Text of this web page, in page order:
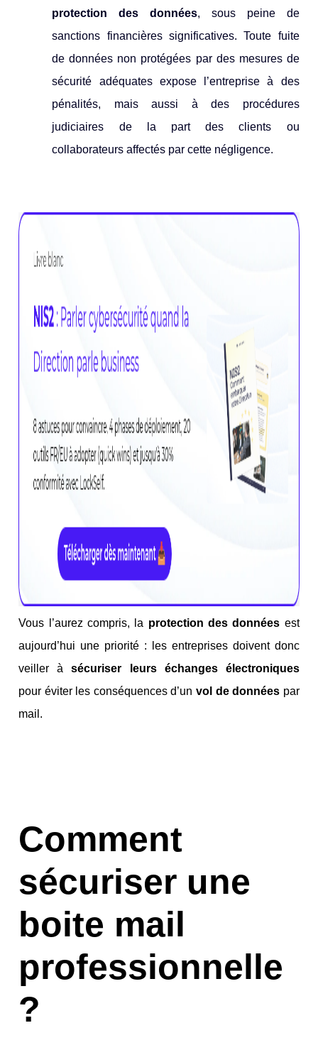
protection des données, sous peine de
sanctions financières significatives. Toute fuite
de données non protégées par des mesures de
sécurité adéquates expose l’entreprise à des
pénalités, mais aussi à des procédures
judiciaires de la part des clients ou
collaborateurs affectés par cette négligence.
Vous l’aurez compris, la protection des données est
aujourd’hui une priorité : les entreprises doivent donc
veiller àsécuriser leurs échanges électroniques
pour éviter les conséquences d’unvol de données par
mail.
Comment
sécuriser une
boite mail
professionnelle
?